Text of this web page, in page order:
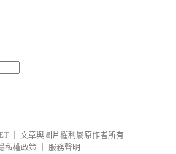
文章與圖片權利屬原作者所有
私權政策
服務聲明